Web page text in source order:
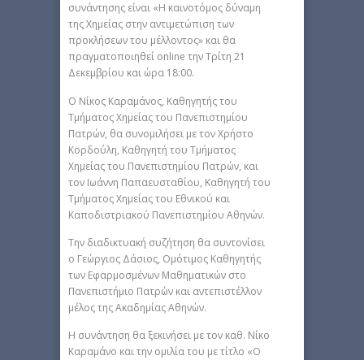
συνάντησης είναι «Η καινοτόμος δύναμη
της Χημείας στην αντιμετώπιση των
προκλήσεων του μέλλοντος» και θα
πραγματοποιηθεί online την Τρίτη 21
Δεκεμβρίου και ώρα 18:00.
Ο Νίκος Καραμάνος, Καθηγητής του
Τμήματος Χημείας του Πανεπιστημίου
Πατρών, θα συνομιλήσει με τον Χρήστο
Κορδούλη, Καθηγητή του Τμήματος
Χημείας του Πανεπιστημίου Πατρών, και
τον Ιωάννη Παπαευσταθίου, Καθηγητή του
Τμήματος Χημείας του Εθνικού και
Καποδιστριακού Πανεπιστημίου Αθηνών.
Την διαδικτυακή συζήτηση θα συντονίσει
ο Γεώργιος Δάσιος, Ομότιμος Καθηγητής
των Εφαρμοσμένων Μαθηματικών στο
Πανεπιστήμιο Πατρών και αντεπιστέλλον
μέλος της Ακαδημίας Αθηνών.
Η συνάντηση θα ξεκινήσει με τον καθ. Νίκο
Καραμάνο και την ομιλία του με τίτλο «Ο